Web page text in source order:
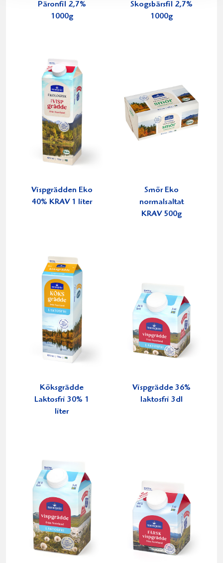
Päronfil 2,7%
1000g
Skogsbärsfil 2,7%
1000g
Vispgrädden Eko
40% KRAV 1 liter
Smör Eko
normalsaltat
KRAV 500g
Köksgrädde
Laktosfri 30% 1
liter
Vispgrädde 36%
laktosfri 3dl